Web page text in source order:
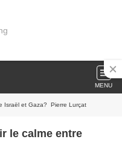
MENU
Israël et Gaza? Pierre Lurçat
le calme entre